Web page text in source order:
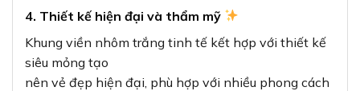
4. Thiết kế hiện đại và thẩm mỹ
Khung viền nhôm trắng tinh tế kết hợp với thiết kế
siêu mỏng tạo
nên vẻ đẹp hiện đại, phù hợp với nhiều phong cách